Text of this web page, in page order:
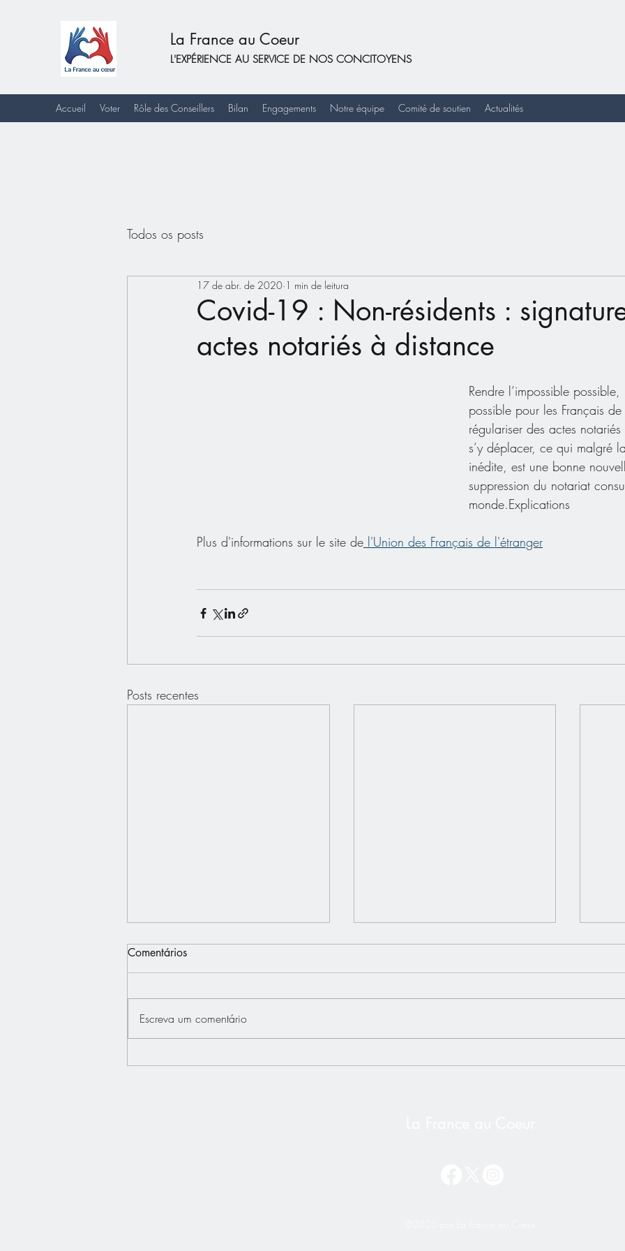
La France au Coeur
L'EXPÉRIENCE AU SERVICE DE NOS CONCITOYENS
Accueil Voter Rôle des Conseillers Bilan Engagements Notre équipe Comité de soutien Actualités
Todos os posts
Covid-19 : Non-résidents :
actes notariés à distance
17 de abr. de 2020 1 min de leitura
Rendre l’impossible
possible pour les Français de
régulariser des actes notariés
s’y déplacer, ce qui malgré
inédite, est une bonne
suppression du notariat
monde.Explications
Plus d'informations sur le site de l'Union des Français de l'étranger
Posts recentes
Interview - Français.Press -
L'impôt universel - Un risque
Comentários
Escreva um comentário